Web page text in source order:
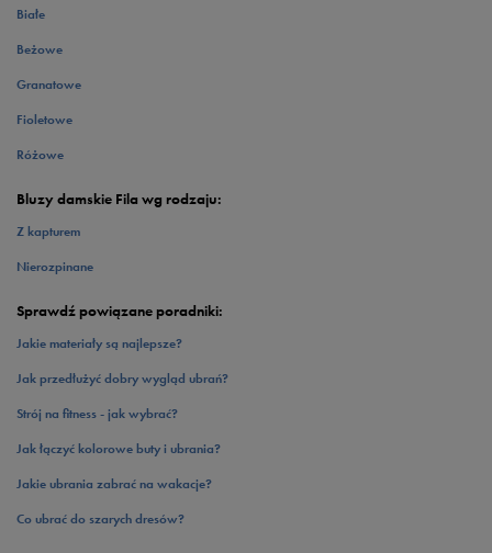
Białe
Beżowe
Granatowe
Fioletowe
Różowe
Bluzy damskie Fila wg rodzaju:
Z kapturem
Nierozpinane
Sprawdź powiązane poradniki:
Jakie materiały są najlepsze?
Jak przedłużyć dobry wygląd ubrań?
Strój na fitness - jak wybrać?
Jak łączyć kolorowe buty i ubrania?
Jakie ubrania zabrać na wakacje?
Co ubrać do szarych dresów?